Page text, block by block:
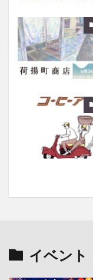
イベント